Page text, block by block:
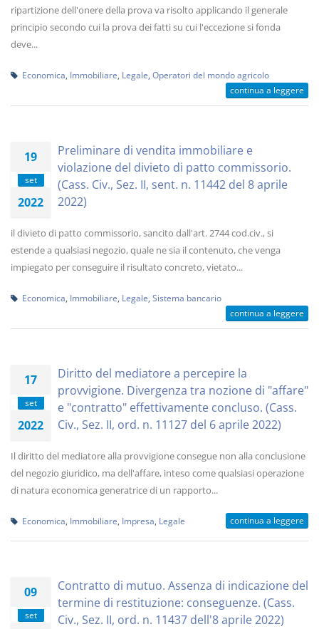
ripartizione dell'onere della prova va risolto applicando il generale
principio secondo cui la prova dei fatti su cui l'eccezione si fonda
deve...
Economica Immobiliare Legale Operatori del mondo agricolo
continua a leggere
19
set
2022
Preliminare di vendita immobiliare e
violazione del divieto di patto commissorio.
(Cass. Civ., Sez. II, sent. n. 11442 del 8 aprile
2022)
il divieto di patto commissorio, sancito dall'art. 2744 cod.civ., si
estende a qualsiasi negozio, quale ne sia il contenuto, che venga
impiegato per conseguire il risultato concreto, vietato...
Economica Immobiliare Legale Sistema bancario
continua a leggere
17
set
2022
Diritto del mediatore a percepire la
provvigione. Divergenza tra nozione di "affare"
e "contratto" effettivamente concluso. (Cass.
Civ., Sez. II, ord. n. 11127 del 6 aprile 2022)
Il diritto del mediatore alla provvigione consegue non alla conclusione
del negozio giuridico, ma dell'affare, inteso come qualsiasi operazione
di natura economica generatrice di un rapporto...
Economica Immobiliare Impresa Legale continua a leggere
09
set
Contratto di mutuo. Assenza di indicazione del
termine di restituzione: conseguenze. (Cass.
Civ., Sez. II, ord. n. 11437 dell'8 aprile 2022)